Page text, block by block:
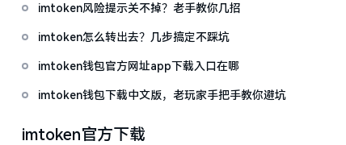
imtoken风险提示关不掉？老手教你几招
imtoken怎么转出去？几步搞定不踩坑
imtoken钱包官方网址app下载入口在哪
imtoken钱包下载中文版，老玩家手把手教你避坑
imtoken官方下载